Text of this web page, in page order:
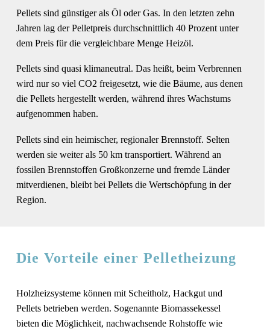
Pellets sind günstiger als Öl oder Gas. In den letzten zehn
Jahren lag der Pelletpreis durchschnittlich 40 Prozent unter
dem Preis für die vergleichbare Menge Heizöl.
Pellets sind quasi klimaneutral. Das heißt, beim Verbrennen
wird nur so viel CO2 freigesetzt, wie die Bäume, aus denen
die Pellets hergestellt werden, während ihres Wachstums
aufgenommen haben.
Pellets sind ein heimischer, regionaler Brennstoff. Selten
werden sie weiter als 50 km transportiert. Während an
fossilen Brennstoffen Großkonzerne und fremde Länder
mitverdienen, bleibt bei Pellets die Wertschöpfung in der
Region.
Die Vorteile einer Pelletheizung
Holzheizsysteme können mit Scheitholz, Hackgut und
Pellets betrieben werden. Sogenannte Biomassekessel
bieten die Möglichkeit, nachwachsende Rohstoffe wie